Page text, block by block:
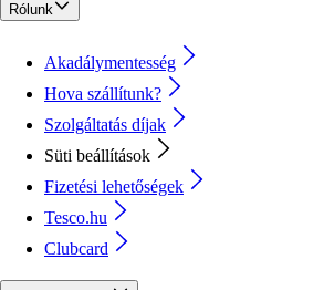
Rólunk
Akadálymentesség
Hova szállítunk?
Szolgáltatás díjak
Süti beállítások
Fizetési lehetőségek
Tesco.hu
Clubcard